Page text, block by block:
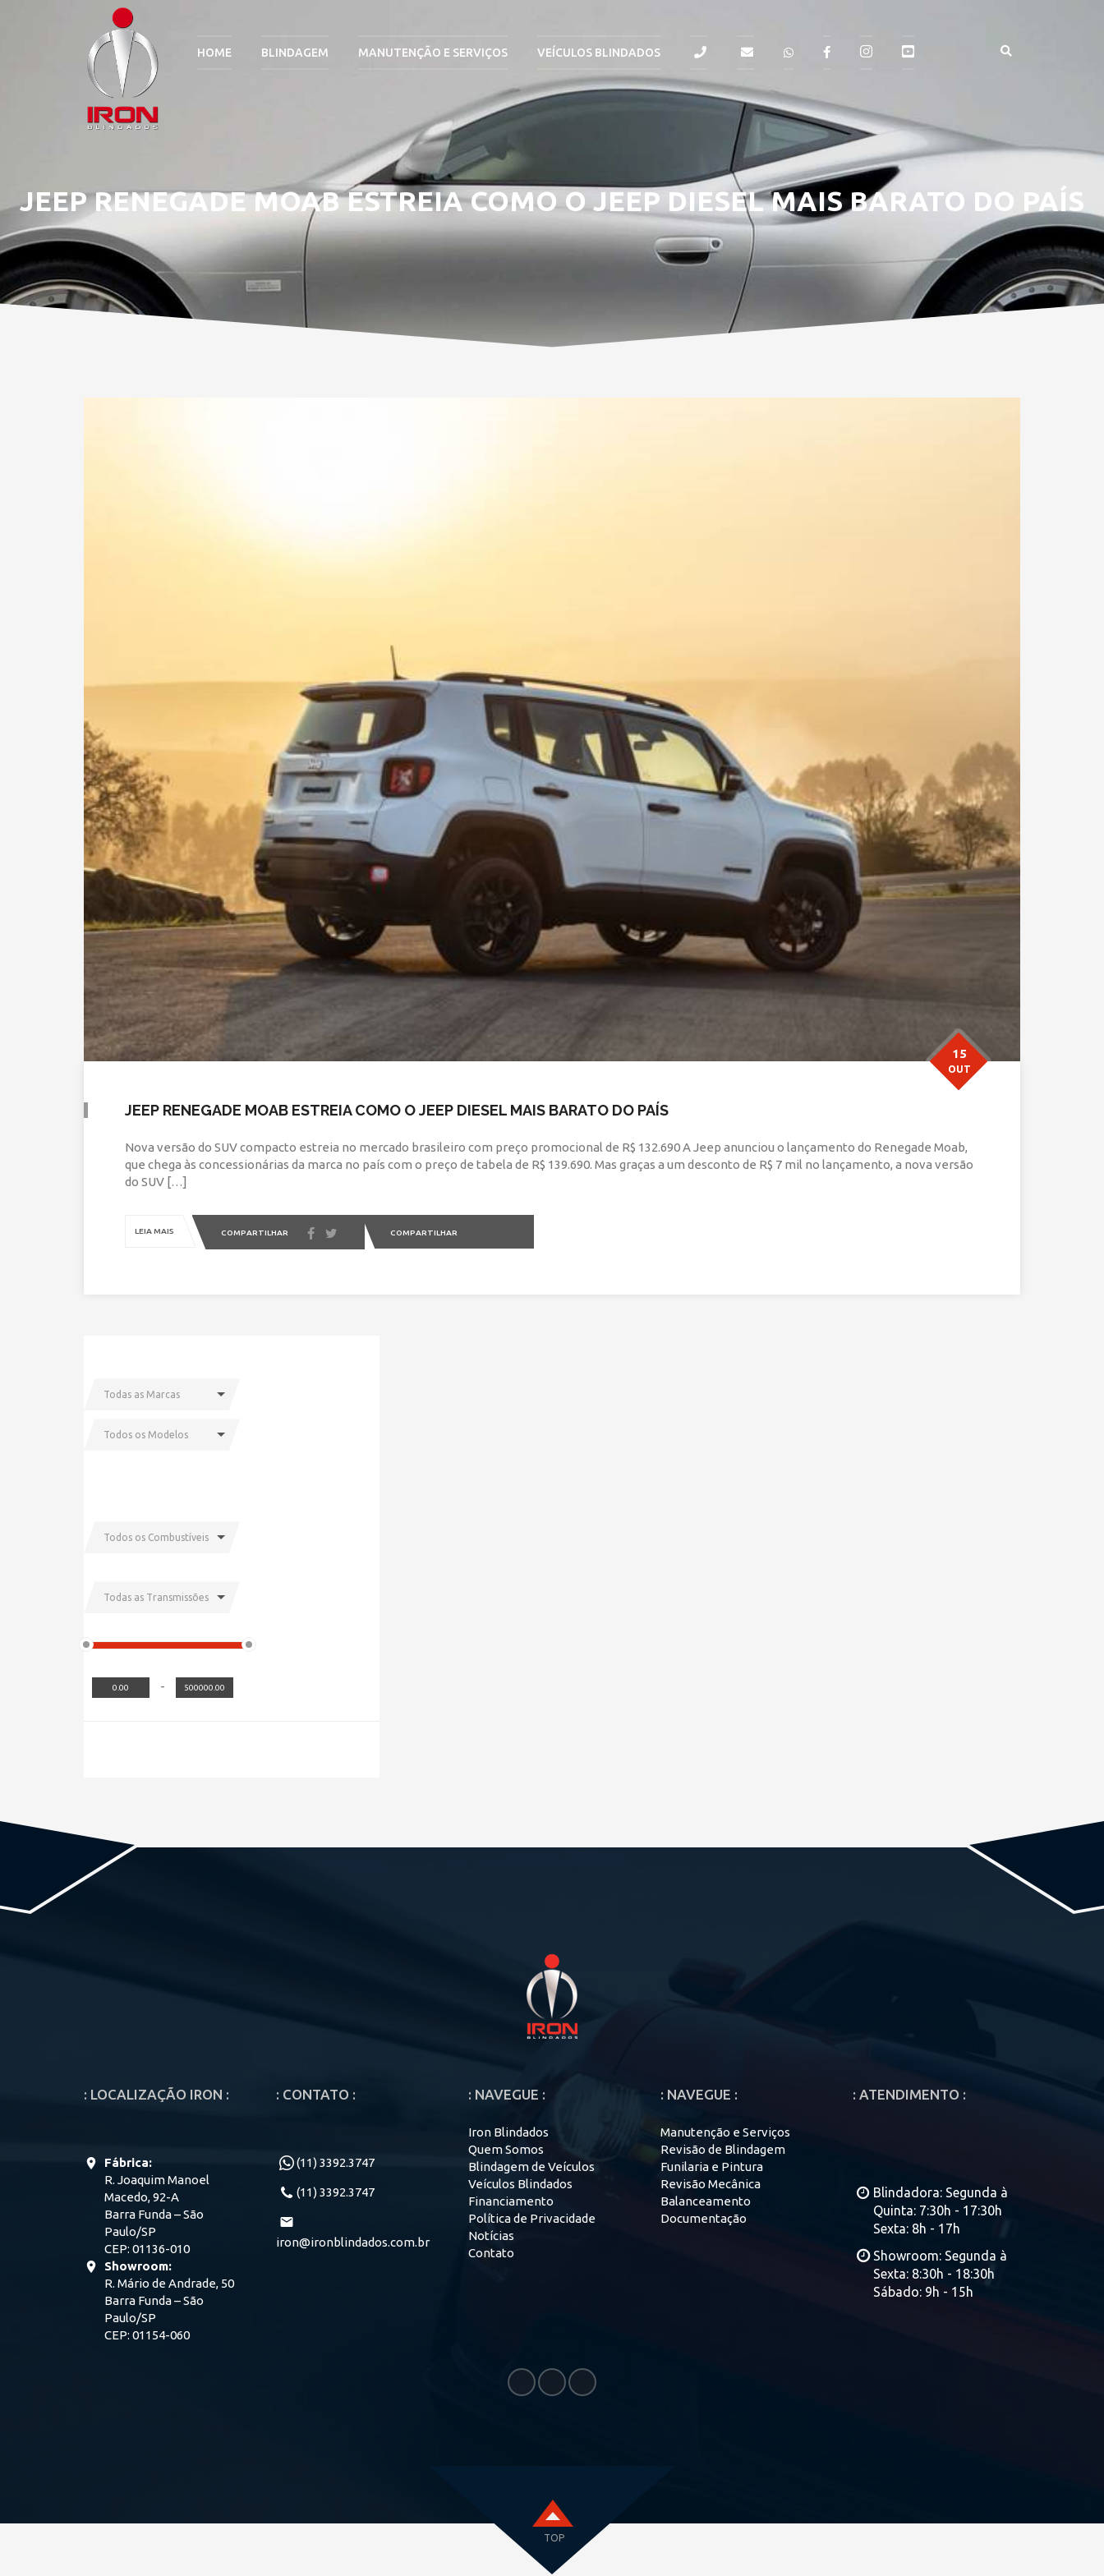
HOME BLINDAGEM MANUTENÇÃO E SERVIÇOS VEÍCULOS BLINDADOS
JEEP RENEGADE MOAB ESTREIA COMO O JEEP DIESEL MAIS BARATO DO PAÍS
JEEP RENEGADE MOAB ESTREIA COMO O JEEP DIESEL MAIS BARATO DO PAÍS
15
OUT
Nova versão do SUV compacto estreia no mercado brasileiro com preço promocional de R$ 132.690 A Jeep anunciou o lançamento do Renegade Moab,
que chega às concessionárias da marca no país com o preço de tabela de R$ 139.690. Mas graças a um desconto de R$ 7 mil no lançamento, a nova versão
do SUV […]
LEIA MAIS COMPARTILHAR COMPARTILHAR
Todas as Marcas
Todos os Modelos
Todos os Combustíveis
Todas as Transmissões
-
: LOCALIZAÇÃO IRON :
Fábrica:
R. Joaquim Manoel
Macedo, 92-A
Barra Funda – São
Paulo/SP
CEP: 01136-010
Showroom:
R. Mário de Andrade, 50
Barra Funda – São
Paulo/SP
CEP: 01154-060
: CONTATO :
(11) 3392.3747
(11) 3392.3747
iron@ironblindados.com.br
: NAVEGUE :
Iron Blindados
Quem Somos
Blindagem de Veículos
Veículos Blindados
Financiamento
Política de Privacidade
Notícias
Contato
: NAVEGUE :
Manutenção e Serviços
Revisão de Blindagem
Funilaria e Pintura
Revisão Mecânica
Balanceamento
Documentação
: ATENDIMENTO :
Blindadora: Segunda à
Quinta: 7:30h - 17:30h
Sexta: 8h - 17h
Showroom: Segunda à
Sexta: 8:30h - 18:30h
Sábado: 9h - 15h
TOP